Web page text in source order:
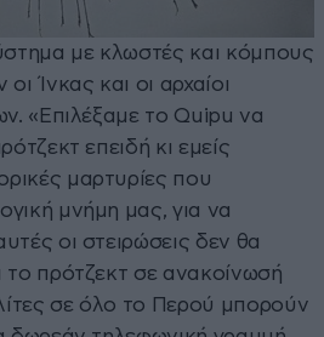
με κλωστές και κόμπους
Ίνκας και οι αρχαίοι
«Επιλέξαμε το Quipu να
επειδή κι εμείς
μαρτυρίες που
μνήμη μας, για να
οι στειρώσεις δεν θα
το πρότζεκτ σε ανακοίνωσή
σε όλο το Περού μπορούν